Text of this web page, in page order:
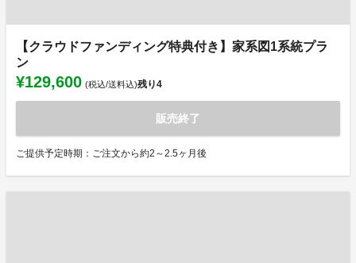
【クラウドファンディング特典付き】家系図1系統プラ
ン
¥129,600 (税込/送料込)残り4
販売終了
ご提供予定時期：ご注文から約2～2.5ヶ月後